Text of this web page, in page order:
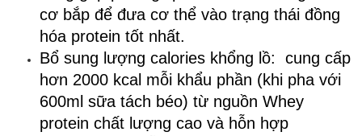
cơ bắp để đưa cơ thể vào trạng thái đồng
hóa protein tốt nhất.
Bổ sung lượng calories khổng lồ: cung cấp
hơn 2000 kcal mỗi khẩu phần (khi pha với
600ml sữa tách béo) từ nguồn Whey
protein chất lượng cao và hỗn hợp